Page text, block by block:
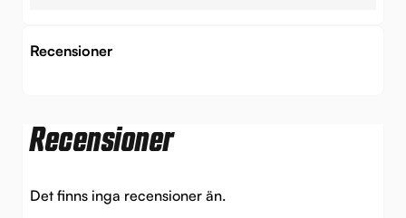
Recensioner
Recensioner
Det finns inga recensioner än.